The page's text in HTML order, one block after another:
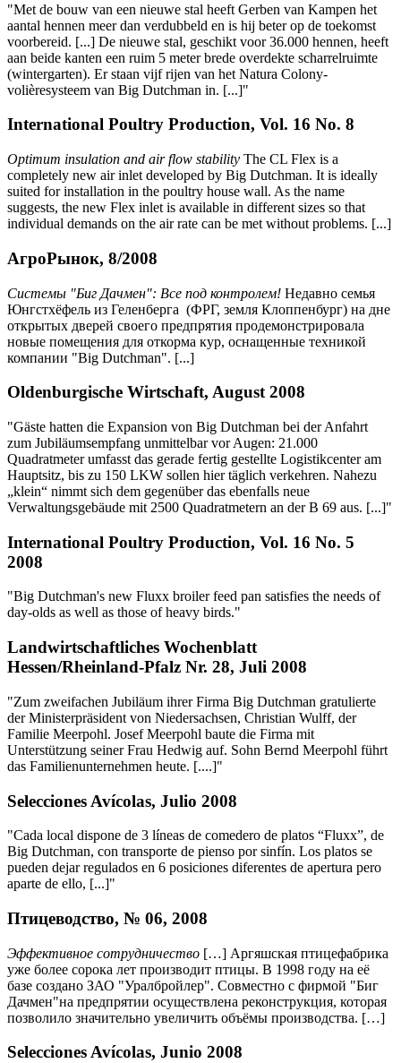
"Met de bouw van een nieuwe stal heeft Gerben van Kampen het
aantal hennen meer dan verdubbeld en is hij beter op de toekomst
voorbereid. [...] De nieuwe stal, geschikt voor 36.000 hennen, heeft
aan beide kanten een ruim 5 meter brede overdekte scharrelruimte
(wintergarten). Er staan vijf rijen van het Natura Colony-
volièresysteem van Big Dutchman in. [...]"
International Poultry Production, Vol. 16 No. 8
Optimum insulation and air flow stability The CL Flex is a
completely new air inlet developed by Big Dutchman. It is ideally
suited for installation in the poultry house wall. As the name
suggests, the new Flex inlet is available in different sizes so that
individual demands on the air rate can be met without problems. [...]
АгроРынок, 8/2008
Системы "Биг Дачмен": Все под контролем! Недавно семья
Юнгстхёфель из Геленберга (ФРГ, земля Клоппенбург) на дне
открытых дверей своего предпрятия продемонстрировала
новые помещения для откорма кур, оснащенные техникой
компании "Big Dutchman". [...]
Oldenburgische Wirtschaft, August 2008
"Gäste hatten die Expansion von Big Dutchman bei der Anfahrt
zum Jubiläumsempfang unmittelbar vor Augen: 21.000
Quadratmeter umfasst das gerade fertig gestellte Logistikcenter am
Hauptsitz, bis zu 150 LKW sollen hier täglich verkehren. Nahezu
„klein“ nimmt sich dem gegenüber das ebenfalls neue
Verwaltungsgebäude mit 2500 Quadratmetern an der B 69 aus. [...]"
International Poultry Production, Vol. 16 No. 5
2008
"Big Dutchman's new Fluxx broiler feed pan satisfies the needs of
day-olds as well as those of heavy birds."
Landwirtschaftliches Wochenblatt
Hessen/Rheinland-Pfalz Nr. 28, Juli 2008
"Zum zweifachen Jubiläum ihrer Firma Big Dutchman gratulierte
der Ministerpräsident von Niedersachsen, Christian Wulff, der
Familie Meerpohl. Josef Meerpohl baute die Firma mit
Unterstützung seiner Frau Hedwig auf. Sohn Bernd Meerpohl führt
das Familienunternehmen heute. [....]"
Selecciones Avícolas, Julio 2008
"Cada local dispone de 3 líneas de comedero de platos “Fluxx”, de
Big Dutchman, con transporte de pienso por sinfín. Los platos se
pueden dejar regulados en 6 posiciones diferentes de apertura pero
aparte de ello, [...]"
Птицеводство, № 06, 2008
Эффективное сотрудничество […] Аргяшская птицефабрика
уже более сорока лет производит птицы. В 1998 году на её
базе создано ЗАО "Уралбройлер". Совместно с фирмой "Биг
Дачмен"на предпрятии осуществлена реконструкция, которая
позволило значительно увеличить объёмы производства. […]
Selecciones Avícolas, Junio 2008